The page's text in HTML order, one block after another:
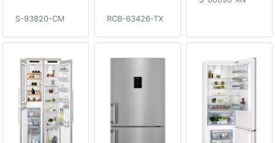
S-93820-CM RCB-63426-TX